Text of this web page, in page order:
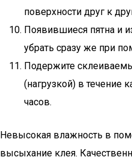
поверхности друг к
Появившиеся пятна и
убрать сразу же при
Подержите
(нагрузкой) в течение
часов.
Невысокая влажность в
высыхание клея.